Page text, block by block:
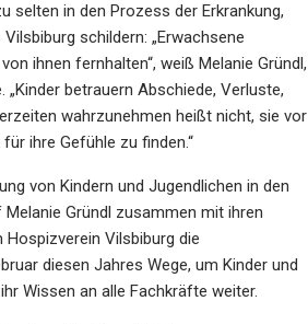
selten in den Prozess der Erkrankung,
schildern: „Erwachsene
ihnen fernhalten“, weiß Melanie Gründl,
betrauern Abschiede, Verluste,
wahrzunehmen heißt nicht, sie vor
ihre Gefühle zu finden.“
von Kindern und Jugendlichen in den
Gründl zusammen mit ihren
Vilsbiburg die
diesen Jahres Wege, um Kinder und
Wissen an alle Fachkräfte weiter.